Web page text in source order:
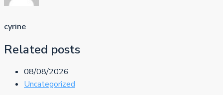
cyrine
Related posts
08/08/2026
Uncategorized